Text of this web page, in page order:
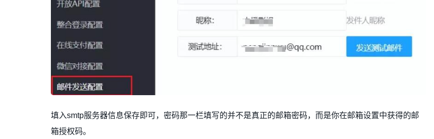
填入smtp服务器信息保存即可，密码那一栏填写的并不是真正的邮箱密码，而是你在邮箱设置中获得的邮
箱授权码。